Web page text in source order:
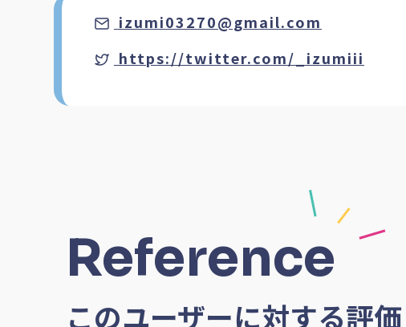
izumi03270@gmail.com
https://twitter.com/_izumiii
Reference
このユーザーに対する評